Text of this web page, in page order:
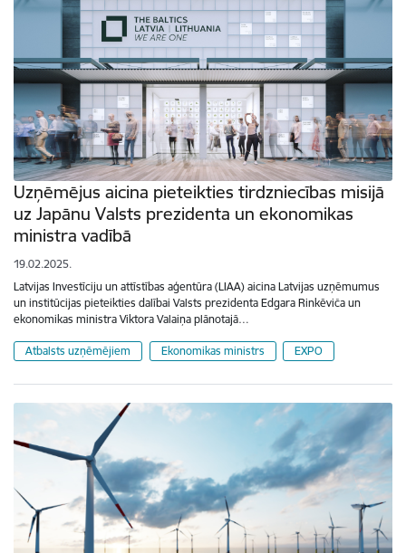
Uzņēmējus aicina pieteikties tirdzniecības misijā
uz Japānu Valsts prezidenta un ekonomikas
ministra vadībā
19.02.2025.
Latvijas Investīciju un attīstības aģentūra (LIAA) aicina Latvijas uzņēmumus
un institūcijas pieteikties dalībai Valsts prezidenta Edgara Rinkēviča un
ekonomikas ministra Viktora Valaiņa plānotajā…
Atbalsts uzņēmējiem Ekonomikas ministrs EXPO